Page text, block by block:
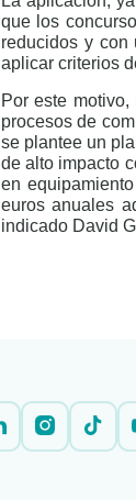
que los
reducidos y con
aplicar criterios
Por este
procesos de
se plantee un
de alto impacto
en
euros anuales
indicado David